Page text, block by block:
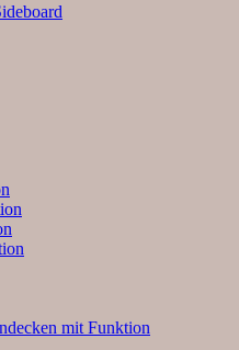
mit Funktion